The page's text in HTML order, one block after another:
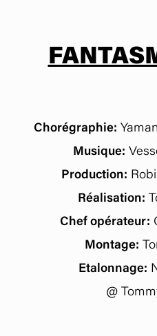
Chorégraphie:
Musique:
Production:
Réalisation:
Chef opérateur:
Montage:
Etalonnage:
@